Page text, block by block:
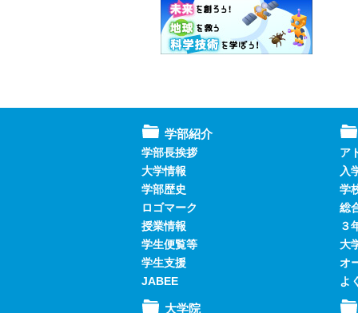
学部紹介
学部長挨拶
大学情報
学部歴史
ロゴマーク
授業情報
学生便覧等
学生支援
JABEE
大学院
ア
入
学
総
３
大
オ
よ